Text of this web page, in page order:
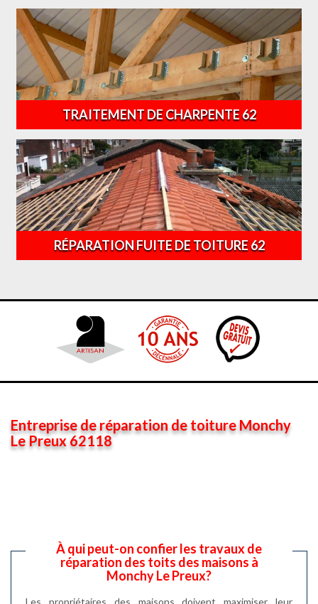
TRAITEMENT DE CHARPENTE 62
RÉPARATION FUITE DE TOITURE 62
Entreprise de réparation de toiture Monchy
Le Preux 62118
À qui peut-on confier les travaux de
réparation des toits des maisons à
Monchy Le Preux?
Les propriétaires des maisons doivent maximiser leur